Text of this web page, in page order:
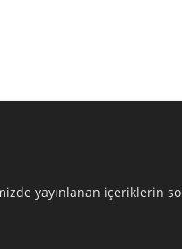
yayınlanan içeriklerin